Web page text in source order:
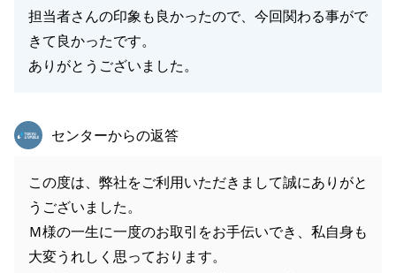
担当者さんの印象も良かったので、今回関わる事がで
きて良かったです。
ありがとうございました。
東急リバブル
センターからの返答
この度は、弊社をご利用いただきまして誠にありがと
うございました。
Ｍ様の一生に一度のお取引をお手伝いでき、私自身も
大変うれしく思っております。